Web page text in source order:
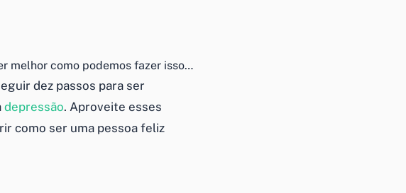
melhor como podemos fazer isso…
dez passos para ser
depressão. Aproveite esses
como ser uma pessoa feliz